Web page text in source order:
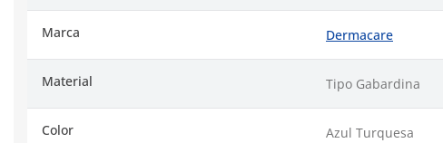
Marca Dermacare
Material Tipo Gabardina
Color Azul Turquesa